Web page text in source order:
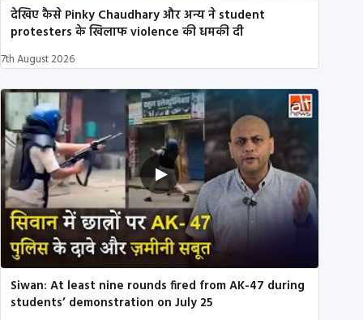
देखिए कैसे Pinky Chaudhary और अन्य ने student
protesters के खिलाफ violence की धमकी दी
7th August 2026
Siwan: At least nine rounds fired from AK-47 during
students’ demonstration on July 25